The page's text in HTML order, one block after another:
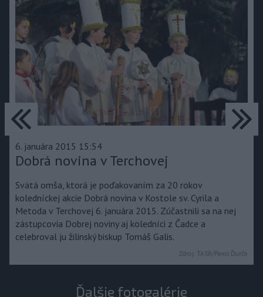
6. januára 2015 15:54
Dobrá novina v Terchovej
Svätá omša, ktorá je poďakovaním za 20 rokov
koledníckej akcie Dobrá novina v Kostole sv. Cyrila a
Metoda v Terchovej 6. januára 2015. Zúčastnili sa na nej
zástupcovia Dobrej noviny aj koledníci z Čadce a
celebroval ju žilinský biskup Tomáš Galis.
Zdroj: TASR/Pavol Ďurčo
predchádzajúce
Ďalšie fotogalérie